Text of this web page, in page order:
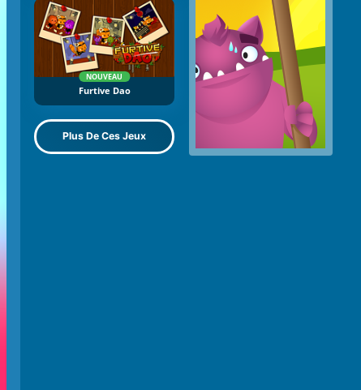
NOUVEAU
Furtive Dao
Plus De Ces Jeux